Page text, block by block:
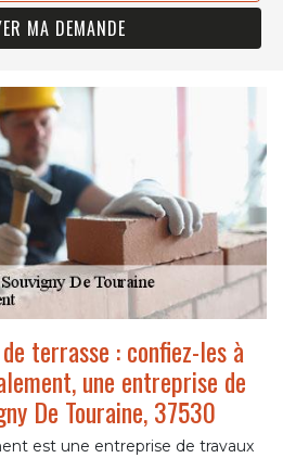
terrasse : confiez-les à
une entreprise de
De Touraine, 37530
est une entreprise de travaux